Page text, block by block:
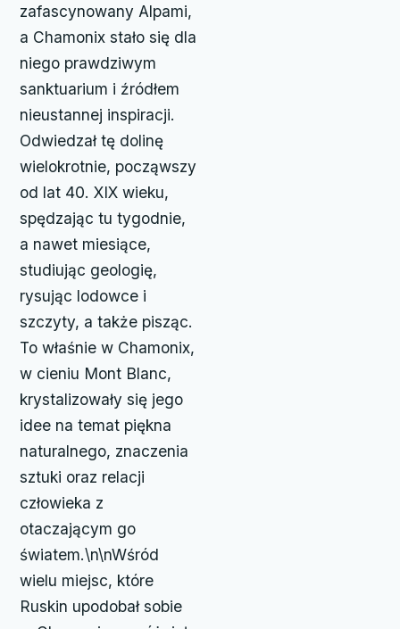
zafascynowany Alpami,
a Chamonix stało się dla
niego prawdziwym
sanktuarium i źródłem
nieustannej inspiracji.
Odwiedzał tę dolinę
wielokrotnie, począwszy
od lat 40. XIX wieku,
spędzając tu tygodnie,
a nawet miesiące,
studiując geologię,
rysując lodowce i
szczyty, a także pisząc.
To właśnie w Chamonix,
w cieniu Mont Blanc,
krystalizowały się jego
idee na temat piękna
naturalnego, znaczenia
sztuki oraz relacji
człowieka z
otaczającym go
światem.\n\nWśród
wielu miejsc, które
Ruskin upodobał sobie